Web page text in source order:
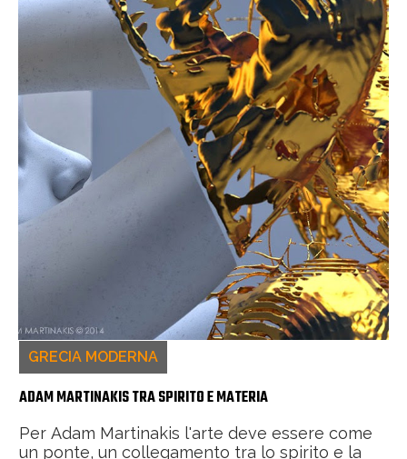
GRECIA MODERNA
ADAM MARTINAKIS TRA SPIRITO E MATERIA
Per Adam Martinakis l'arte deve essere come
un ponte, un collegamento tra lo spirito e la